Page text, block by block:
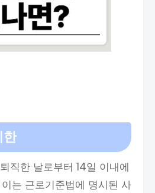
한
직한 날로부터 14일 이내에
는 근로기준법에 명시된 사